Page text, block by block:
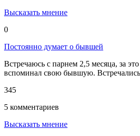
Высказать мнение
0
Постоянно думает о бывшей
Встречаюсь с парнем 2,5 месяца, за
вспоминал свою бывшую.
345
5 комментариев
Высказать мнение